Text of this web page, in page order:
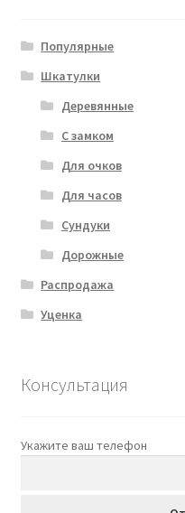
Популярные
Шкатулки
Деревянные
С замком
Для очков
Для часов
Сундуки
Дорожные
Распродажа
Уценка
Консультация
Укажите ваш телефон